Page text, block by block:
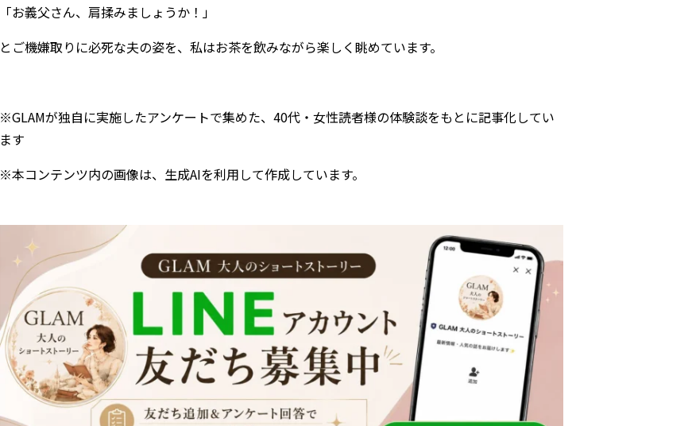
「お義父さん、肩揉みましょうか！」
とご機嫌取りに必死な夫の姿を、私はお茶を飲みながら楽しく眺めています。
※GLAMが独自に実施したアンケートで集めた、40代・女性読者様の体験談をもとに記事化してい
ます
※本コンテンツ内の画像は、生成AIを利用して作成しています。